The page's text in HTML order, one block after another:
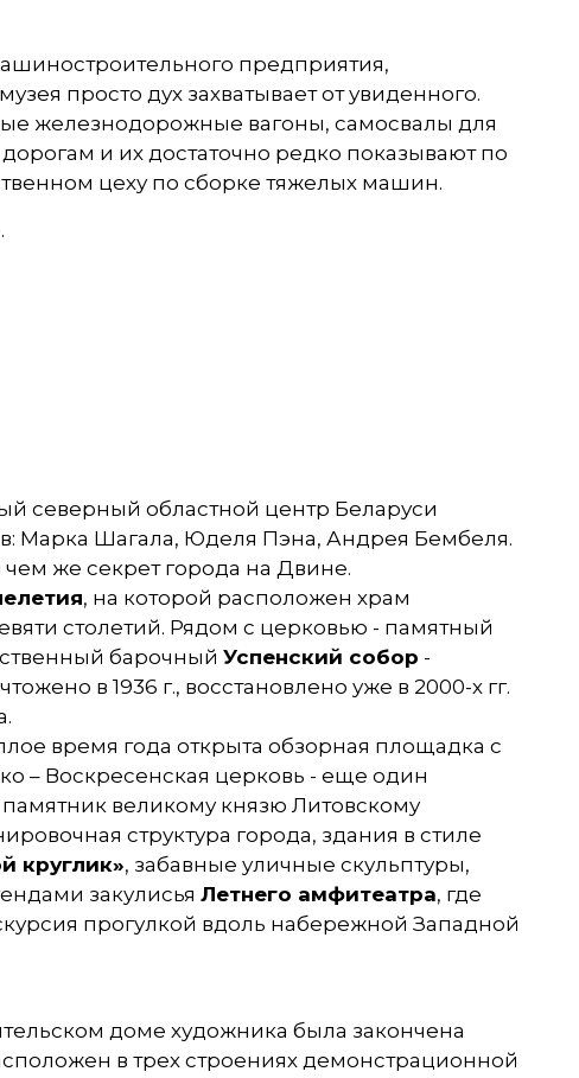
предприятия,
просто дух захватывает от увиденного.
железнодорожные вагоны, самосвалы для
и их достаточно редко показывают по
цеху по сборке тяжелых машин.
северный областной центр Беларуси
Марка Шагала, Юделя Пэна, Андрея Бембеля.
чем же секрет города на Двине.
, на которой расположен храм
столетий. Рядом с церковью - памятный
барочный Успенский собор -
в 1936 г., восстановлено уже в 2000-х гг.
время года открыта обзорная площадка с
– Воскресенская церковь - еще один
великому князю Литовскому
структура города, здания в стиле
круглик», забавные уличные скульптуры,
закулисья Летнего амфитеатра, где
прогулкой вдоль набережной Западной
доме художника была закончена
в трех строениях демонстрационной